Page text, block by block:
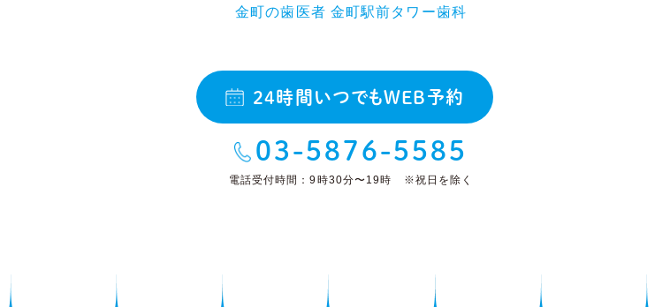
金町の歯医者 金町駅前タワー歯科
24時間いつでもWEB予約
03-5876-5585
電話受付時間：9時30分〜19時 ※祝日を除く